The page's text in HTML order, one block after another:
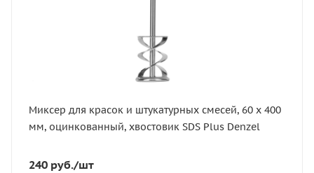
Миксер для красок и штукатурных смесей, 60 х 400
мм, оцинкованный, хвостовик SDS Plus Denzel
240 руб./шт